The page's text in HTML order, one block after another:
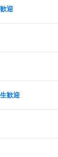
迎
歓迎